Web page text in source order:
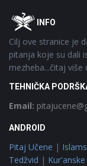
FooterOINFO
Cilj ove stranice je
pitanja koje su dali
mezheba...čitaj
TEHNIČKA
Email:
ANDROID
Pitaj Učene |
Tedžvid |